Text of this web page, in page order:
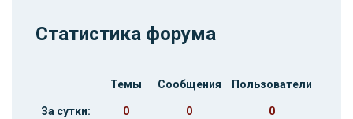
Статистика форума
Темы Сообщения Пользователи
За сутки: 0 0 0